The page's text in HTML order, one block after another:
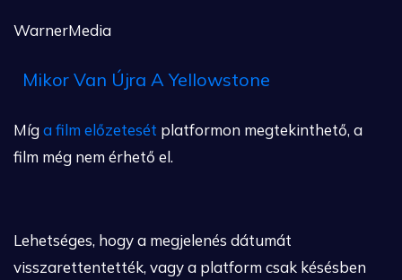
WarnerMedia
Mikor Van Újra A Yellowstone
Míga film előzetesét platformon megtekinthető, a
film még nem érhető el.
Lehetséges, hogy a megjelenés dátumát
visszarettentették, vagy a platform csak késésben